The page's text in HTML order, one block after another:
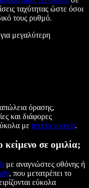
ταχύτητας ώστε όσοι
τους ρυθμό.
μεγαλύτερη
όρασης,
και διάφορες
με text to speech.
σε ομιλία;
με αναγνώστες οθόνης ή
, που μετατρέπει το
εύκολα